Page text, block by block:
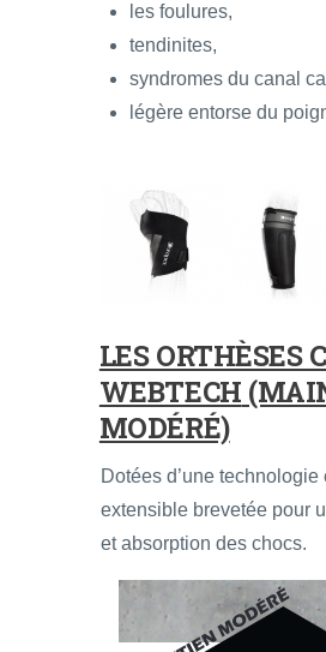
les foulures,
tendinites,
syndromes du canal
légère entorse du
LES ORTHÈSES
WEBTECH
MODÉRÉ)
Dotées d’une
extensible brevetée pour
et absorption des chocs.